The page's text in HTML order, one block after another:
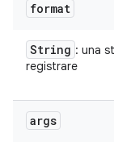
format
String : una
registrare
args